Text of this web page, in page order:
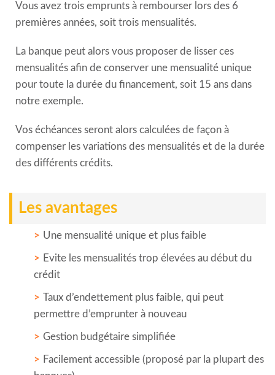
Vous avez trois emprunts à rembourser lors des 6
premières années, soit trois mensualités.
La banque peut alors vous proposer de lisser ces
mensualités afin de conserver une mensualité unique
pour toute la durée du financement, soit 15 ans dans
notre exemple.
Vos échéances seront alors calculées de façon à
compenser les variations des mensualités et de la durée
des différents crédits.
Les avantages
Une mensualité unique et plus faible
Evite les mensualités trop élevées au début du
crédit
Taux d’endettement plus faible, qui peut
permettre d’emprunter à nouveau
Gestion budgétaire simplifiée
Facilement accessible (proposé par la plupart des